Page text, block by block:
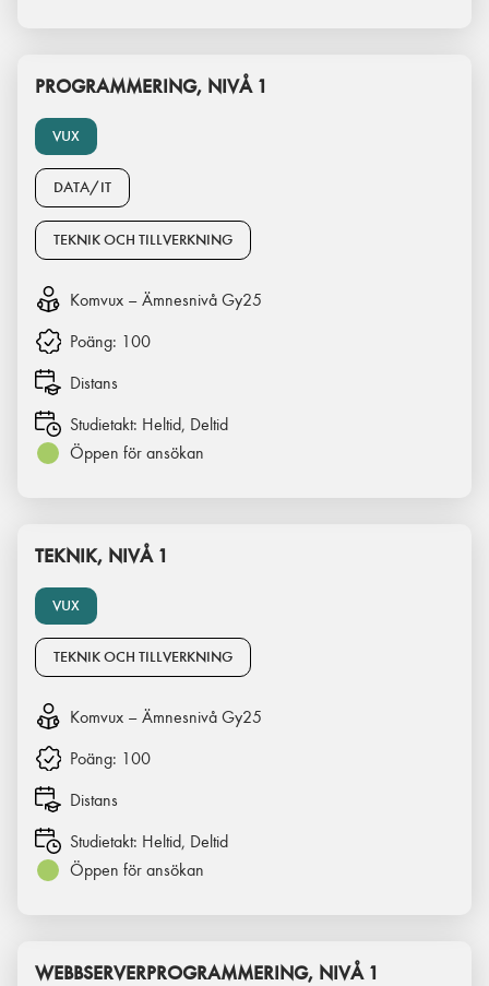
VUX
PROGRAMMERING, NIVÅ 1
DATA/IT
TEKNIK OCH TILLVERKNING
Komvux – Ämnesnivå Gy25
Poäng: 100
Distans
Studietakt: Heltid, Deltid
Öppen för ansökan
VUX
TEKNIK, NIVÅ 1
TEKNIK OCH TILLVERKNING
Komvux – Ämnesnivå Gy25
Poäng: 100
Distans
Studietakt: Heltid, Deltid
Öppen för ansökan
WEBBSERVERPROGRAMMERING, NIVÅ 1